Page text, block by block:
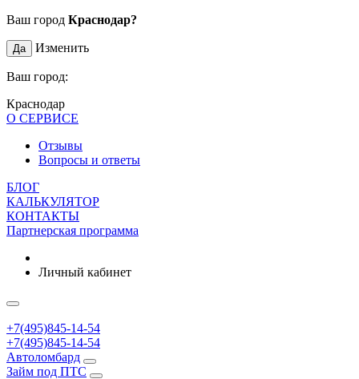
Ваш город Краснодар?
Да Изменить
Ваш город:
Краснодар
О СЕРВИСЕ
Отзывы
Вопросы и ответы
БЛОГ
КАЛЬКУЛЯТОР
КОНТАКТЫ
Партнерская программа
Личный кабинет
+7(495)845-14-54
+7(495)845-14-54
Автоломбард
Займ под ПТС